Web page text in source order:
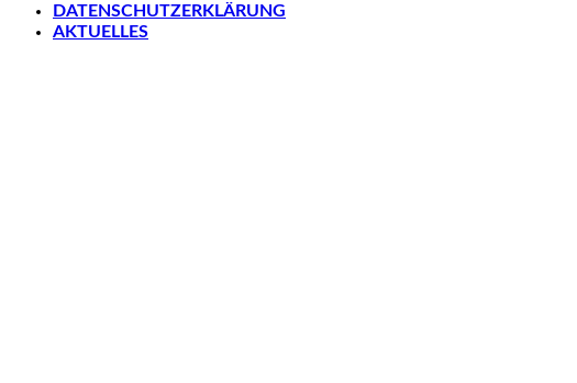
DATENSCHUTZERKLÄRUNG
AKTUELLES